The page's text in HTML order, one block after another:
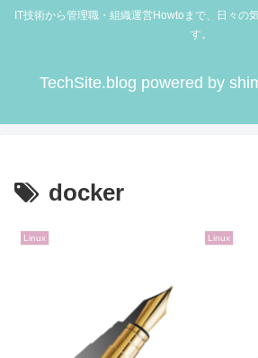
IT技術から管理職・組織運営Howtoまで、日々の
す。
TechSite.blog powered by
docker
Linux Linux